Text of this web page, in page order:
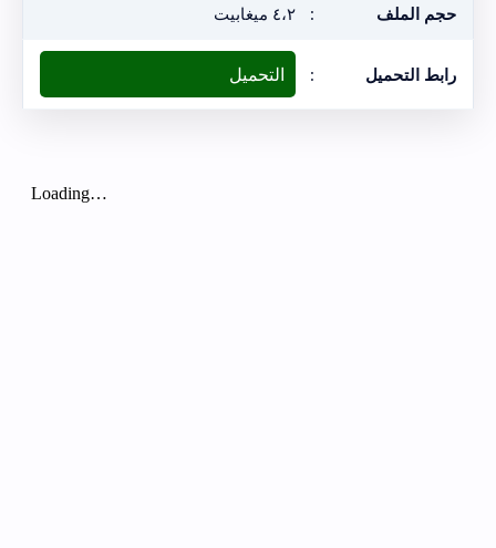
حجم الملف : ٤،٢ ميغابيت
رابط التحميل : التحميل